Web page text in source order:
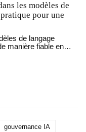
les modèles de
pour une
de langage
manière fiable en
gouvernance IA